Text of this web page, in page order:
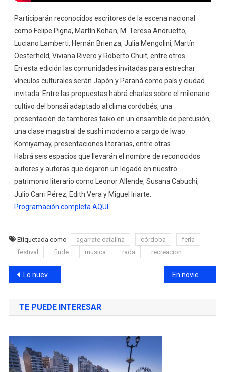
Participarán reconocidos escritores de la escena nacional
como Felipe Pigna, Martín Kohan, M. Teresa Andruetto,
Luciano Lamberti, Hernán Brienza, Julia Mengolini, Martín
Oesterheld, Viviana Rivero y Roberto Chuit, entre otros.
En esta edición las comunidades invitadas para estrechar
vínculos culturales serán Japón y Paraná como país y ciudad
invitada. Entre las propuestas habrá charlas sobre el milenario
cultivo del bonsái adaptado al clima cordobés, una
presentación de tambores taiko en un ensamble de percusión,
una clase magistral de sushi moderno a cargo de Iwao
Komiyamay, presentaciones literarias, entre otras.
Habrá seis espacios que llevarán el nombre de reconocidos
autores y autoras que dejaron un legado en nuestro
patrimonio literario como Leonor Allende, Susana Cabuchi,
Julio Carri Pérez, Edith Vera y Miguel Iriarte.
Programación completa AQUI.
Etiquetada como agarrate catalina córdoba
feria
festival
finde musica rada recreacion
Lo nuevo que llega a la pantalla grande
TE PUEDE INTERESAR